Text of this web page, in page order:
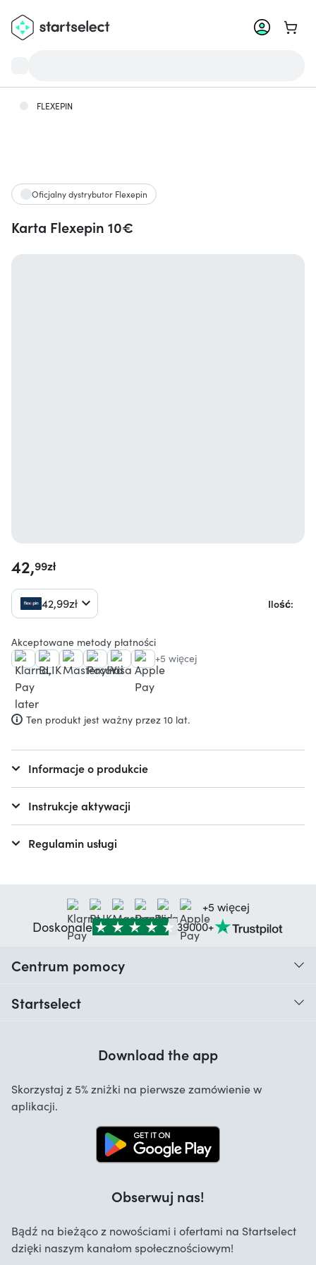
FLEXEPIN
Oficjalny dystrybutor Flexepin
Karta Flexepin 10€
42,99zł
42,99zł Ilość:
Akceptowane metody płatności
+5 więcej
Ten produkt jest ważny przez 10 lat.
Informacje o produkcie
Instrukcje aktywacji
Regulamin usługi
+5 więcej
Doskonale 39000+
Centrum pomocy
Kontakt
Startselect
Startselect App
Oferty pracy
Download the app
Skorzystaj z 5% zniżki na pierwsze zamówienie w
aplikacji.
Obserwuj nas!
Bądź na bieżąco z nowościami i ofertami na Startselect
dzięki naszym kanałom społecznościowym!